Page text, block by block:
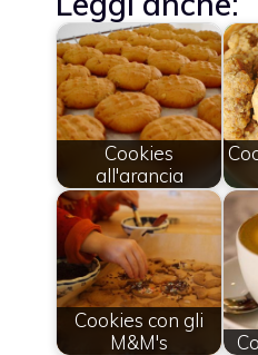
Cookies
all'arancia
Cookies con gli
M&M's